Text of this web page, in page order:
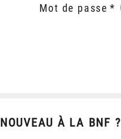
Mot de passe
NOUVEAU À LA BNF ?